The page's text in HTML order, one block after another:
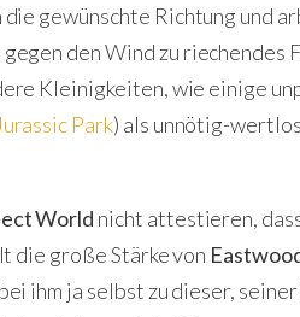
gewünschte Richtung und
den Wind zu riechendes
Kleinigkeiten, wie einige
Park) als unnötig-
World nicht attestieren,
die große Stärke von
ihm ja selbst zu dieser,